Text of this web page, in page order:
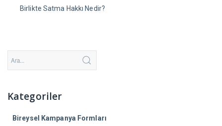
Birlikte Satma Hakkı Nedir?
Kategoriler
Bireysel Kampanya Formları